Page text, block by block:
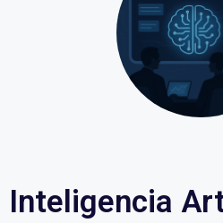
Inteligencia